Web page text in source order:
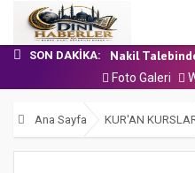
SON DAKIKA:
24 Temmuz
7 Ağustos
Nakil
Aşçı Alımı
24 Temmuz
7 Ağustos
Foto Galeri
Ana Sayfa KUR'AN